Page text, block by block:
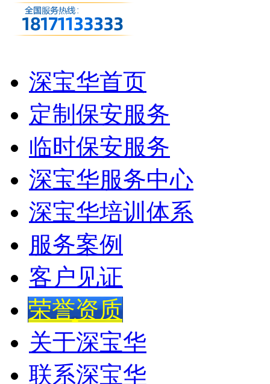
深宝华首页
定制保安服务
临时保安服务
深宝华服务中心
深宝华培训体系
服务案例
客户见证
荣誉资质
关于深宝华
联系深宝华